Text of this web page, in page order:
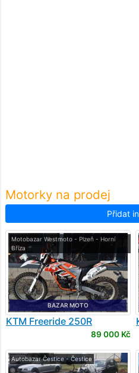
Motorky na prodej
Přidat
Motobazar Westmoto - Plzeň - Horní
Bříza
BAZAR MOTO
KTM Freeride 250R
89 000 Kč
Autobazar Čestice - Čestice